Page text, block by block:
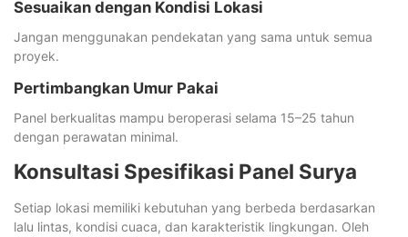
Sesuaikan dengan Kondisi Lokasi
Jangan menggunakan pendekatan yang sama untuk semua
proyek.
Pertimbangkan Umur Pakai
Panel berkualitas mampu beroperasi selama 15–25 tahun
dengan perawatan minimal.
Konsultasi Spesifikasi Panel Surya
Setiap lokasi memiliki kebutuhan yang berbeda berdasarkan
lalu lintas, kondisi cuaca, dan karakteristik lingkungan. Oleh